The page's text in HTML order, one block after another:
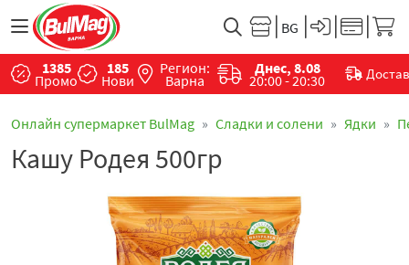
1385
Промо
185
Нови
Регион:
Варна
Днес, 8.08
20:00 - 20:30
Онлайн супермаркет BulMag Сладки и солени Ядки
Кашу Родея 500гр